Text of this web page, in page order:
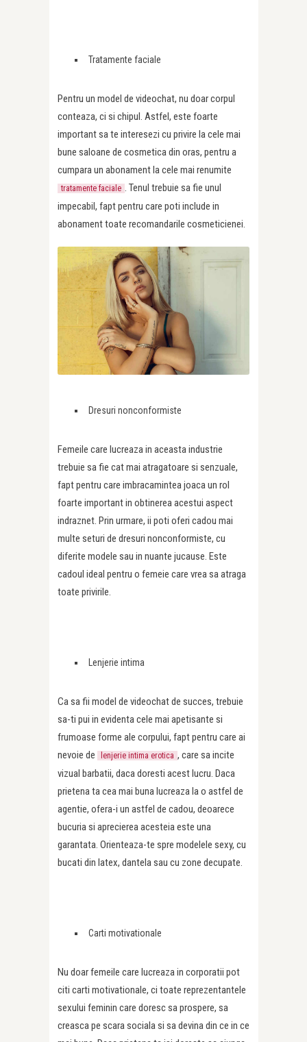
Tratamente faciale
Pentru un model de videochat, nu doar corpul
conteaza, ci si chipul. Astfel, este foarte
important sa te interesezi cu privire la cele mai
bune saloane de cosmetica din oras, pentru a
cumpara un abonament la cele mai renumite
tratamente faciale . Tenul trebuie sa fie unul
impecabil, fapt pentru care poti include in
abonament toate recomandarile cosmeticienei.
Dresuri nonconformiste
Femeile care lucreaza in aceasta industrie
trebuie sa fie cat mai atragatoare si senzuale,
fapt pentru care imbracamintea joaca un rol
foarte important in obtinerea acestui aspect
indraznet. Prin urmare, ii poti oferi cadou mai
multe seturi de dresuri nonconformiste, cu
diferite modele sau in nuante jucause. Este
cadoul ideal pentru o femeie care vrea sa atraga
toate privirile.
Lenjerie intima
Ca sa fii model de videochat de succes, trebuie
sa-ti pui in evidenta cele mai apetisante si
frumoase forme ale corpului, fapt pentru care ai
nevoie de
lenjerie intima erotica , care sa incite
vizual barbatii, daca doresti acest lucru. Daca
prietena ta cea mai buna lucreaza la o astfel de
agentie, ofera-i un astfel de cadou, deoarece
bucuria si aprecierea acesteia este una
garantata. Orienteaza-te spre modelele sexy, cu
bucati din latex, dantela sau cu zone decupate.
Carti motivationale
Nu doar femeile care lucreaza in corporatii pot
citi carti motivationale, ci toate reprezentantele
sexului feminin care doresc sa prospere, sa
creasca pe scara sociala si sa devina din ce in ce